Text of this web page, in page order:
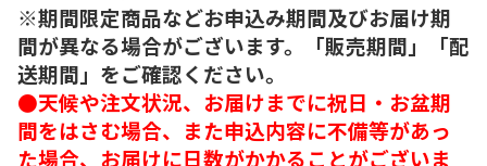
※期間限定商品などお申込み期間及びお届け期
間が異なる場合がございます。「販売期間」「配
送期間」をご確認ください。
●天候や注文状況、お届けまでに祝日・お盆期
間をはさむ場合、また申込内容に不備等があっ
た場合、お届けに日数がかかることがございま